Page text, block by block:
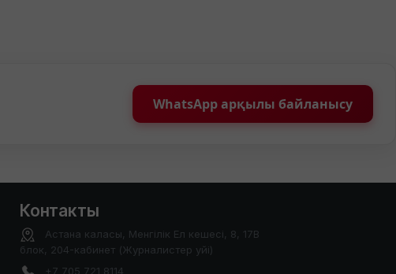
WhatsApp арқылы байланысу
Контакты
Астана каласы, Менгілік Ел кешесі, 8, 17В
блок, 204-кабинет (Журналистер уйі)
+7 705 721 8114